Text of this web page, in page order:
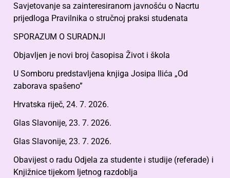
Savjetovanje sa zainteresiranom javnošću o Nacrtu
prijedloga Pravilnika o stručnoj praksi studenata
SPORAZUM O SURADNJI
Objavljen je novi broj časopisa Život i škola
U Somboru predstavljena knjiga Josipa Ilića „Od
zaborava spašeno”
Hrvatska riječ, 24. 7. 2026.
Glas Slavonije, 23. 7. 2026.
Glas Slavonije, 23. 7. 2026.
Obavijest o radu Odjela za studente i studije (referade) i
Knjižnice tijekom ljetnog razdoblja